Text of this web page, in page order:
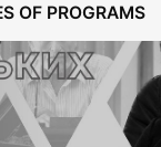
OF PROGRAMS